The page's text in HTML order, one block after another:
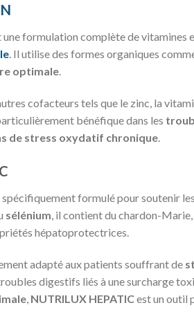
une formulation complète de vitamines
. Il utilise des formes organiques
optimale
cofacteurs tels que le zinc, la
bénéfique dans les
de stress oxydatif chronique
spécifiquement formulé pour soutenir
sélénium, il contient du chardon-
hépatoprotectrices.
adapté aux patients souffrant de
digestifs liés à une surcharge
, NUTRILUX HEPATICest un outil